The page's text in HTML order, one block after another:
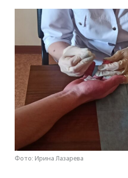
Фото: Ирина Лазарева